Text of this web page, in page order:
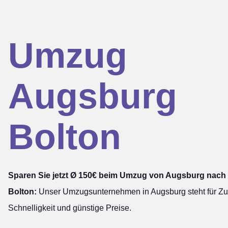
Umzug
Augsburg
Bolton
Sparen Sie jetzt Ø 150€ beim Umzug von Augsburg nach
Bolton: Unser Umzugsunternehmen in Augsburg steht für
Schnelligkeit und günstige Preise.